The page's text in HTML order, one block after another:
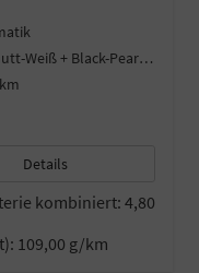
Perlmutt-Weiß + Black-Pearl-Sch
Details
kombiniert: 4,80
109,00 g/km